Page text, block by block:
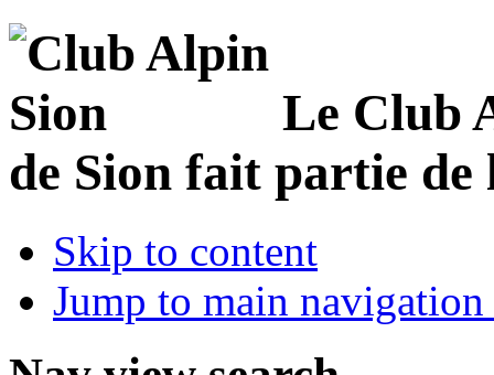
Le Club
de Sion fait partie de
Skip to content
Jump to main